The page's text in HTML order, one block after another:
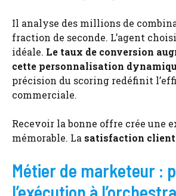
Il analyse des millions de
fraction de seconde. L’agent
idéale. Le taux de conversion
cette personnalisation
précision du scoring redéfinit
commerciale.
Recevoir la bonne offre crée une
mémorable. La satisfaction client
Métier de marketeur :
l’exécution à